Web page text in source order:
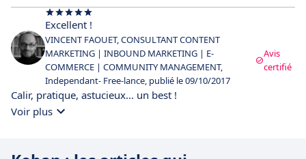
Excellent !
VINCENT FAOUET, CONSULTANT CONTENT
MARKETING | INBOUND MARKETING | E-
COMMERCE | COMMUNITY MANAGEMENT,
Independant- Free-lance, publié le 09/10/2017
Avis
certifié
Calir, pratique, astucieux... un best !
Voir plus